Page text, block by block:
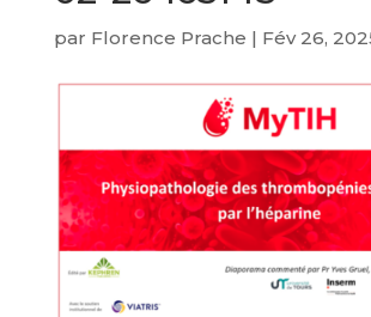
par Florence Prache | Fév 26,